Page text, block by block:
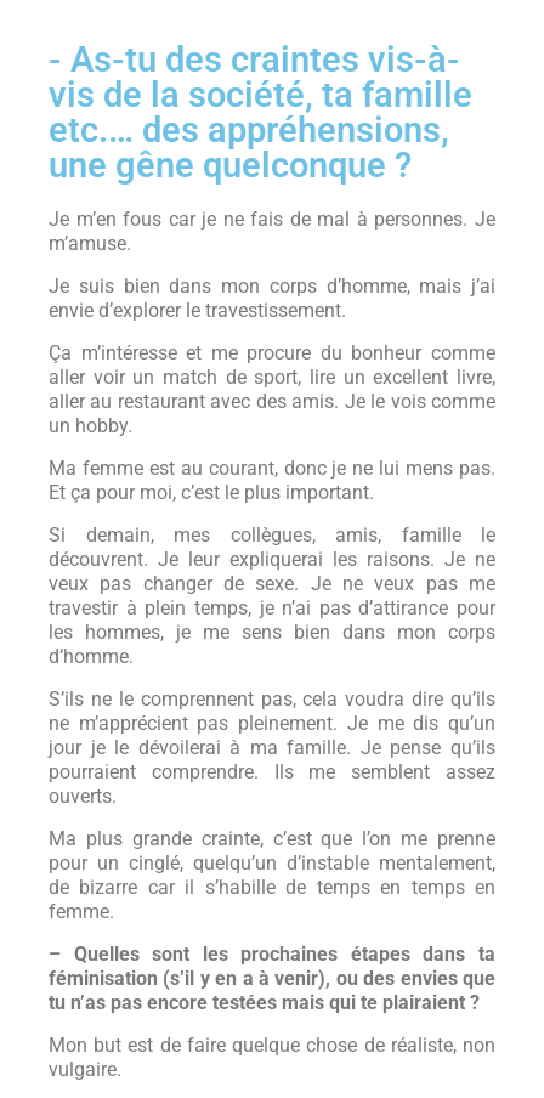
- As-tu des craintes vis-à-
vis de la société, ta famille
etc.… des appréhensions,
une gêne quelconque ?
Je m’en fous car je ne fais de mal à personnes. Je
m’amuse.
Je suis bien dans mon corps d’homme, mais j’ai
envie d’explorer le travestissement.
Ça m’intéresse et me procure du bonheur comme
aller voir un match de sport, lire un excellent livre,
aller au restaurant avec des amis. Je le vois comme
un hobby.
Ma femme est au courant, donc je ne lui mens pas.
Et ça pour moi, c’est le plus important.
Si demain, mes collègues, amis, famille le
découvrent. Je leur expliquerai les raisons. Je ne
veux pas changer de sexe. Je ne veux pas me
travestir à plein temps, je n’ai pas d’attirance pour
les hommes, je me sens bien dans mon corps
d’homme.
S’ils ne le comprennent pas, cela voudra dire qu’ils
ne m’apprécient pas pleinement. Je me dis qu’un
jour je le dévoilerai à ma famille. Je pense qu’ils
pourraient comprendre. Ils me semblent assez
ouverts.
Ma plus grande crainte, c’est que l’on me prenne
pour un cinglé, quelqu’un d’instable mentalement,
de bizarre car il s’habille de temps en temps en
femme.
– Quelles sont les prochaines étapes dans ta
féminisation (s’il y en a à venir), ou des envies que
tu n’as pas encore testées mais qui te plairaient ?
Mon but est de faire quelque chose de réaliste, non
vulgaire.